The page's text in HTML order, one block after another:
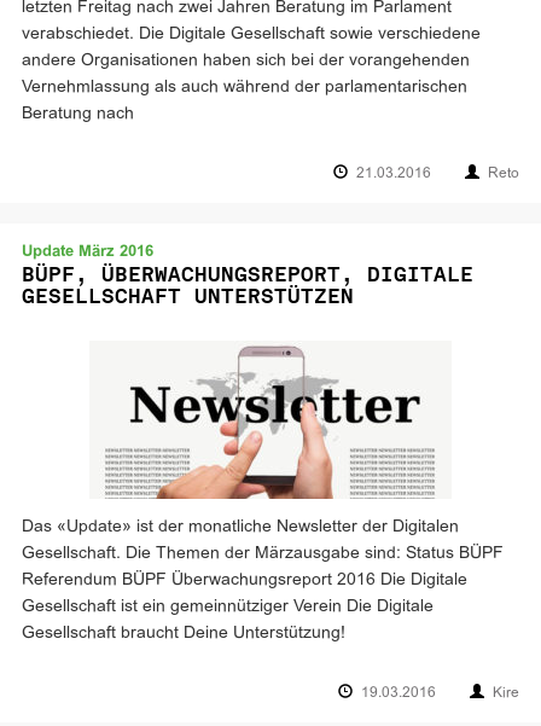
letzten Freitag nach zwei Jahren Beratung im Parlament
verabschiedet. Die Digitale Gesellschaft sowie verschiedene
andere Organisationen haben sich bei der vorangehenden
Vernehmlassung als auch während der parlamentarischen
Beratung nach
21.03.2016 Reto
Update März 2016
BÜPF, ÜBERWACHUNGSREPORT, DIGITALE
GESELLSCHAFT UNTERSTÜTZEN
Das «Update» ist der monatliche Newsletter der Digitalen
Gesellschaft. Die Themen der Märzausgabe sind: Status BÜPF
Referendum BÜPF Überwachungsreport 2016 Die Digitale
Gesellschaft ist ein gemeinnütziger Verein Die Digitale
Gesellschaft braucht Deine Unterstützung!
19.03.2016 Kire